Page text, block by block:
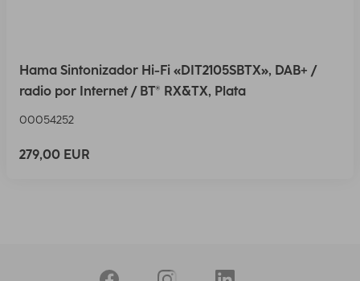
Hama Sintonizador Hi-Fi «DIT2105SBTX», DAB+ /
radio por Internet / BT® RX&TX, Plata
00054252
279,00 EUR